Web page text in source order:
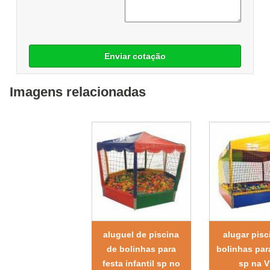
Enviar cotação
Imagens relacionadas
aluguel de piscina
de bolinhas para
festa infantil sp no
alugar
bolinhas
sp na